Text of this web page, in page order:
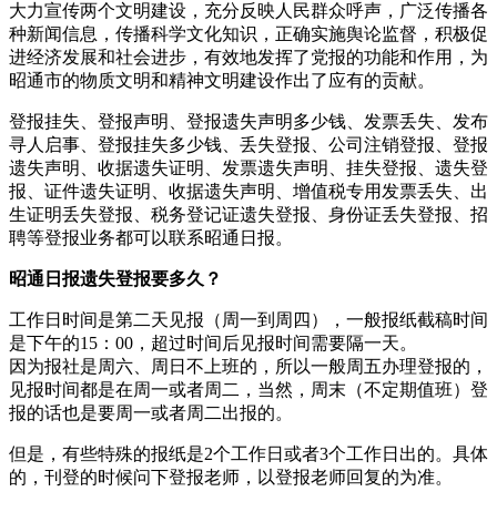
大力宣传两个文明建设，充分反映人民群众呼声，广泛传播各
种新闻信息，传播科学文化知识，正确实施舆论监督，积极促
进经济发展和社会进步，有效地发挥了党报的功能和作用，为
昭通市的物质文明和精神文明建设作出了应有的贡献。
登报挂失、登报声明、登报遗失声明多少钱、发票丢失、发布
寻人启事、登报挂失多少钱、丢失登报、公司注销登报、登报
遗失声明、收据遗失证明、发票遗失声明、挂失登报、遗失登
报、证件遗失证明、收据遗失声明、增值税专用发票丢失、出
生证明丢失登报、税务登记证遗失登报、身份证丢失登报、招
聘等登报业务都可以联系昭通日报。
昭通日报遗失登报要多久？
工作日时间是第二天见报（周一到周四），一般报纸截稿时间
是下午的15：00，超过时间后见报时间需要隔一天。
因为报社是周六、周日不上班的，所以一般周五办理登报的，
见报时间都是在周一或者周二，当然，周末（不定期值班）登
报的话也是要周一或者周二出报的。
但是，有些特殊的报纸是2个工作日或者3个工作日出的。具体
的，刊登的时候问下登报老师，以登报老师回复的为准。